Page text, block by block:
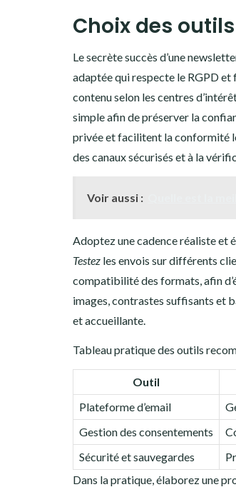
Choix des
Le secrète succès d’une
adaptée qui respecte le RGPD
contenu selon les centres
simple afin de préserver la
privée et facilitent la conformité
des canaux sécurisés et à la
Voir aussi :
Adoptez une cadence réaliste et
Testez les envois sur différents
compatibilité des formats, afin
images, contrastes suffisants et
et accueillante.
Tableau pratique des outils
Outil
Plateforme d’email
Gestion des consentements
Sécurité et sauvegardes
Dans la pratique, élaborez une